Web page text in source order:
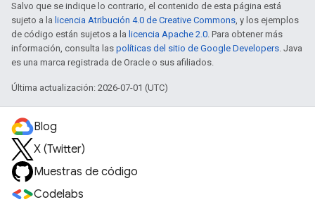
Salvo que se indique lo contrario, el contenido de esta página está
sujeto a la licencia Atribución 4.0 de Creative Commons, y los ejemplos
de código están sujetos a la licencia Apache 2.0. Para obtener más
información, consulta las políticas del sitio de Google Developers. Java
es una marca registrada de Oracle o sus afiliados.
Última actualización: 2026-07-01 (UTC)
Blog
X (Twitter)
Muestras de código
Codelabs